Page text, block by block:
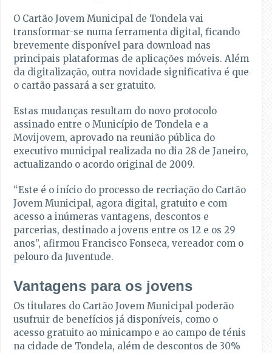
O Cartão Jovem Municipal de Tondela vai
transformar-se numa ferramenta digital, ficando
brevemente disponível para download nas
principais plataformas de aplicações móveis. Além
da digitalização, outra novidade significativa é que
o cartão passará a ser gratuito.
Estas mudanças resultam do novo protocolo
assinado entre o Município de Tondela e a
Movijovem, aprovado na reunião pública do
executivo municipal realizada no dia 28 de Janeiro,
actualizando o acordo original de 2009.
“Este é o início do processo de recriação do Cartão
Jovem Municipal, agora digital, gratuito e com
acesso a inúmeras vantagens, descontos e
parcerias, destinado a jovens entre os 12 e os 29
anos”, afirmou Francisco Fonseca, vereador com o
pelouro da Juventude.
Vantagens para os jovens
Os titulares do Cartão Jovem Municipal poderão
usufruir de benefícios já disponíveis, como o
acesso gratuito ao minicampo e ao campo de ténis
na cidade de Tondela, além de descontos de 30%